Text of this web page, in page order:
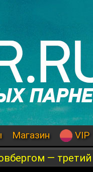
Магазин VIP
— третий